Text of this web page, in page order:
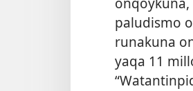
paludismo
runakuna
yaqa 11